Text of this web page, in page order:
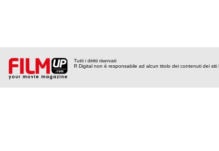
Tutti i diritti riservati
R Digital non è responsabile ad alcun titolo dei contenuti dei siti